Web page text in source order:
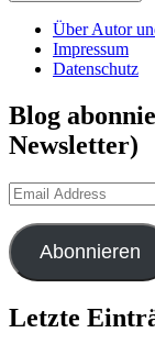
Über Autor
Impressum
Datenschutz
Blog
Newsletter)
Email
Address
Abonnieren
Letzte